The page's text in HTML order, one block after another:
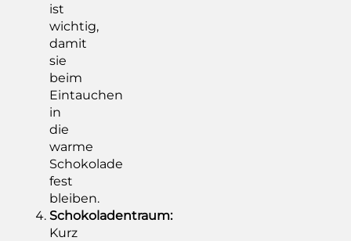
ist
wichtig,
damit
sie
beim
Eintauchen
in
die
warme
Schokolade
fest
bleiben.
Schokoladentraum:
Kurz